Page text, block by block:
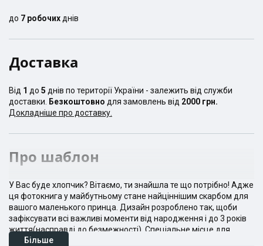
до 7 робочих днів
Доставка
Від 1 до 5 днів по території України - залежить від служби
доставки.
Безкоштовно для замовлень від 2000 грн.
Докладніше про доставку.
Про шаблон
У Вас буде хлопчик? Вітаємо, ти знайшла те що потрібно! Адже
ця фотокнига у майбутньому стане найціннішим скарбом для
вашого маленького принца. Дизайн розроблено так, щоби
зафіксувати всі важливі моменти від народження і до 3 років
життя(насправді до безмежності). Cпеціальне місце для
відбитків ручок та ніжок та перші слова, перші страви та день
Більше